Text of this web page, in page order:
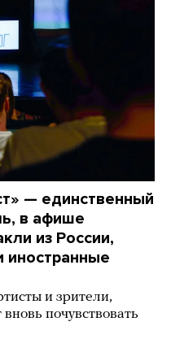
— единственный
в афише
из России,
иностранные
и зрители,
почувствовать